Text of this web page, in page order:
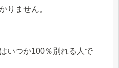
りません。
いつか100％別れる人で